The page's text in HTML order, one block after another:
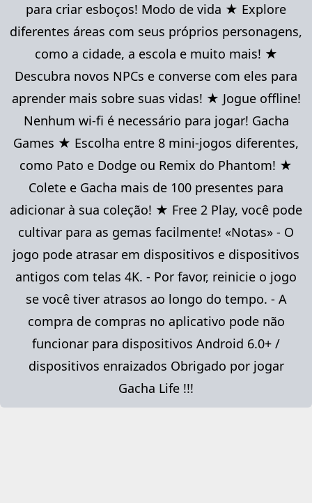
para criar esboços! Modo de vida ★ Explore
diferentes áreas com seus próprios personagens,
como a cidade, a escola e muito mais! ★
Descubra novos NPCs e converse com eles para
aprender mais sobre suas vidas! ★ Jogue offline!
Nenhum wi-fi é necessário para jogar! Gacha
Games ★ Escolha entre 8 mini-jogos diferentes,
como Pato e Dodge ou Remix do Phantom! ★
Colete e Gacha mais de 100 presentes para
adicionar à sua coleção! ★ Free 2 Play, você pode
cultivar para as gemas facilmente! «Notas» - O
jogo pode atrasar em dispositivos e dispositivos
antigos com telas 4K. - Por favor, reinicie o jogo
se você tiver atrasos ao longo do tempo. - A
compra de compras no aplicativo pode não
funcionar para dispositivos Android 6.0+ /
dispositivos enraizados Obrigado por jogar
Gacha Life !!!